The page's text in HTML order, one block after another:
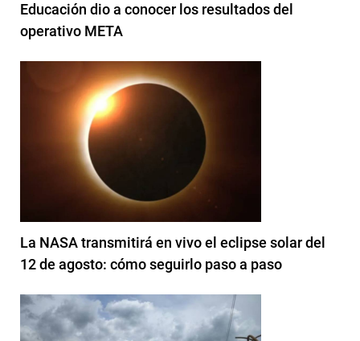
Educación dio a conocer los resultados del
operativo META
La NASA transmitirá en vivo el eclipse solar del
12 de agosto: cómo seguirlo paso a paso